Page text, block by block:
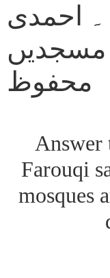
احمدی
مسجدیں
محفوظ
Answer
Farouqi
mosques